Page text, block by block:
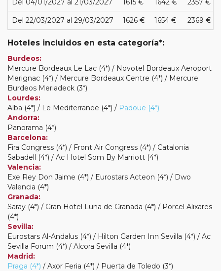
Del 04/01/2027 al 21/03/2027 1615 € 1642 € 2357 €
Del 22/03/2027 al 29/03/2027 1626 € 1654 € 2369 €
Hoteles incluidos en esta categoría*:
Burdeos:
Mercure Bordeaux Le Lac (4*) / Novotel Bordeaux Aeroport
Merignac (4*) / Mercure Bordeaux Centre (4*) / Mercure
Burdeos Meriadeck (3*)
Lourdes:
Alba (4*) / Le Mediterranee (4*) / Padoue (4*)
Andorra:
Panorama (4*)
Barcelona:
Fira Congress (4*) / Front Air Congress (4*) / Catalonia
Sabadell (4*) / Ac Hotel Som By Marriott (4*)
Valencia:
Exe Rey Don Jaime (4*) / Eurostars Acteon (4*) / Dwo
Valencia (4*)
Granada:
Saray (4*) / Gran Hotel Luna de Granada (4*) / Porcel Alixares
(4*)
Sevilla:
Eurostars Al-Andalus (4*) / Hilton Garden Inn Sevilla (4*) / Ac
Sevilla Forum (4*) / Alcora Sevilla (4*)
Madrid:
Praga (4*) / Axor Feria (4*) / Puerta de Toledo (3*)